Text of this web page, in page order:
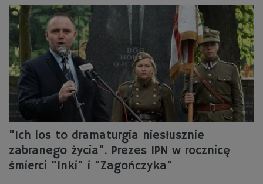
"Ich los to dramaturgia niesłusznie
zabranego życia". Prezes IPN w rocznicę
śmierci "Inki" i "Zagończyka"